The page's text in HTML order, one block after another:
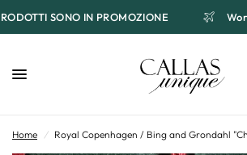
SONO IN PROMOZIONE
Home / Royal Copenhagen / Bing and Grondahl